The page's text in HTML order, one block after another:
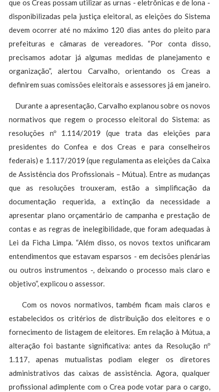
que os Creas possam utilizar as urnas - eletrônicas e de lona -
disponibilizadas pela justiça eleitoral, as eleições do Sistema
devem ocorrer até no máximo 120 dias antes do pleito para
prefeituras e câmaras de vereadores. “Por conta disso,
precisamos adotar já algumas medidas de planejamento e
organização”, alertou Carvalho, orientando os Creas a
definirem suas comissões eleitorais e assessores já em janeiro.
Durante a apresentação, Carvalho explanou sobre os novos
normativos que regem o processo eleitoral do Sistema: as
resoluções nº 1.114/2019 (que trata das eleições para
presidentes do Confea e dos Creas e para conselheiros
federais) e 1.117/2019 (que regulamenta as eleições da Caixa
de Assistência dos Profissionais – Mútua). Entre as mudanças
que as resoluções trouxeram, estão a simplificação da
documentação requerida, a extinção da necessidade a
apresentar plano orçamentário de campanha e prestação de
contas e as regras de inelegibilidade, que foram adequadas à
Lei da Ficha Limpa. “Além disso, os novos textos unificaram
entendimentos que estavam esparsos - em decisões plenárias
ou outros instrumentos -, deixando o processo mais claro e
objetivo”, explicou o assessor.
Com os novos normativos, também ficam mais claros e
estabelecidos os critérios de distribuição dos eleitores e o
fornecimento de listagem de eleitores. Em relação à Mútua, a
alteração foi bastante significativa: antes da Resolução nº
1.117, apenas mutualistas podiam eleger os diretores
administrativos das caixas de assistência. Agora, qualquer
profissional adimplente com o Crea pode votar para o cargo,